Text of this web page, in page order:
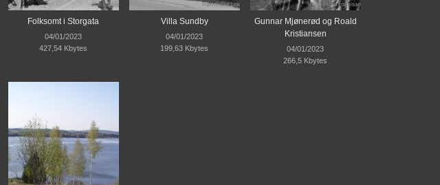
Folksomt i Storgata
04/01/2023
427,54 Kbytes
Villa Sundby
04/01/2023
199,63 Kbytes
Gunnar Mjønerød og Roald
Kristiansen
04/01/2023
266,5 Kbytes